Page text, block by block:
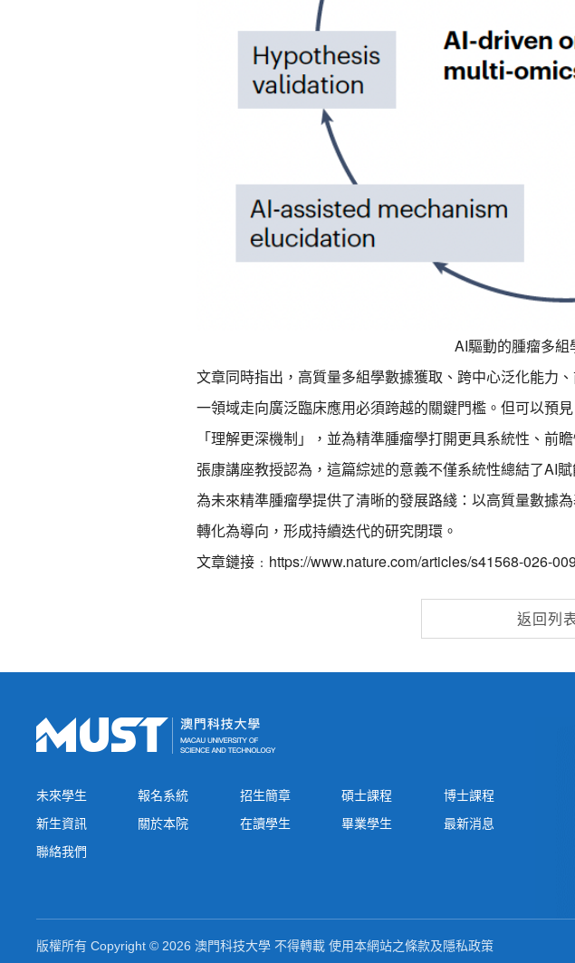
AI驅動的腫瘤多組
文章同時指出，高質量多組學數據獲取、跨中心泛化能力
一領域走向廣泛臨床應用必須跨越的關鍵門檻。但可以預
「理解更深機制」，並為精準腫瘤學打開更具系統性、前
張康講座教授認為，這篇綜述的意義不僅系統性總結了AI
為未來精準腫瘤學提供了清晰的發展路綫：以高質量數據
轉化為導向，形成持續迭代的研究閉環。
文章鏈接﹕ https://www.nature.com/articles/s41568-026-
返回列
未來學生 報名系統 招生簡章 碩士課程
博士課程
新生資訊
關於本院 在讀學生 畢業學生
最新消息
聯絡我們
版權所有 Copyright © 2026 澳門科技大學 不得轉載 使用本網站之條款及隱私政策